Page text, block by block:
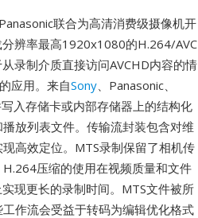
联合为高清消费级摄像机开
辨率最高1920x1080的H.264/AVC
录制介质直接访问AVCHD内容的情
应用。来自Sony、Panasonic、
入存储卡或内部存储器上的结构化
放列表文件。传输流封装包含对维
高效定位。MTS录制保留了相机传
压缩的使用在视频质量和文件
现更长的录制时间。MTS文件被所
作流会受益于转码为编辑优化格式